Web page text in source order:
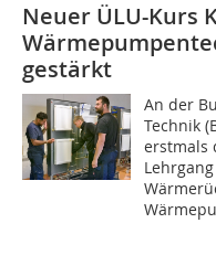
Neuer ÜLU-Kurs
gestärkt
An der
Technik
erstmals
Lehrgang